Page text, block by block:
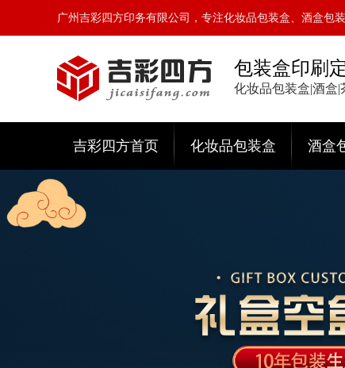
广州吉彩四方印务有限公司，专注化妆品包装盒、酒盒包
包装盒印刷
化妆品包装盒|酒盒|
吉彩四方首页 化妆品包装盒 酒盒